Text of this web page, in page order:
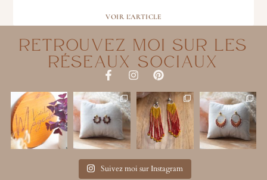
VOIR L'ARTICLE
RETROUVEZ MOI SUR LES
RÉSEAUX SOCIAUX
F
a
c
e
b
o
o
k
-
f
I
n
a
g
r
a
m
P
i
n
t
e
r
e
s
t
Suivez moi sur Instagram